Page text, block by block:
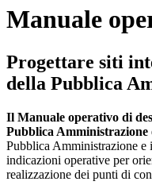
Manuale
Progettare siti
della Pubblica
Il Manuale operativo di
Pubblica Amministrazione
Pubblica Amministrazione
indicazioni operative per
realizzazione dei punti di